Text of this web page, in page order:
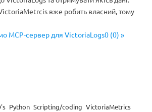
вже робить власний, тому
MCP-сервер для VictoriaLogs0 (0) »
Python Scripting/coding VictoriaMetrics